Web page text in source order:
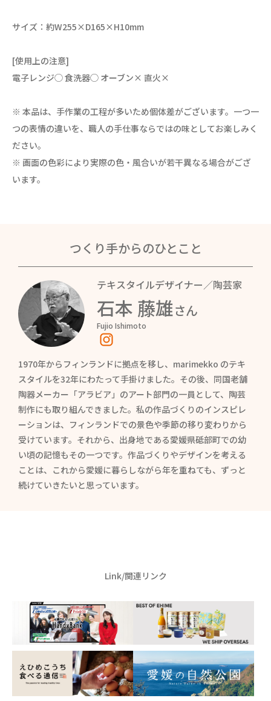
サイズ：約W255×D165×H10mm
[使用上の注意]
電子レンジ◯ 食洗器◯ オーブン× 直火×
※ 本品は、手作業の工程が多いため個体差がございます。一つ一
つの表情の違いを、職人の手仕事ならではの味としてお楽しみく
ださい。
※ 画面の色彩により実際の色・風合いが若干異なる場合がござ
います。
つくり手からのひとこと
テキスタイルデザイナー／陶芸家
石本 藤雄さん
Fujio Ishimoto
1970年からフィンランドに拠点を移し、marimekko のテキ
スタイルを32年にわたって手掛けました。その後、同国老舗
陶器メーカー「アラビア」のアート部門の一員として、陶芸
制作にも取り組んできました。私の作品づくりのインスピレ
ーションは、フィンランドでの景色や季節の移り変わりから
受けています。それから、出身地である愛媛県砥部町での幼
い頃の記憶もその一つです。作品づくりやデザインを考える
ことは、これから愛媛に暮らしながら年を重ねても、ずっと
続けていきたいと思っています。
Link/関連リンク